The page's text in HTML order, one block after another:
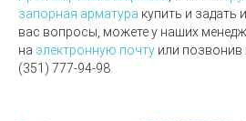
запорная арматура купить и задать
вас вопросы, можете у наших
на электронную почту или
(351) 777-94-98.